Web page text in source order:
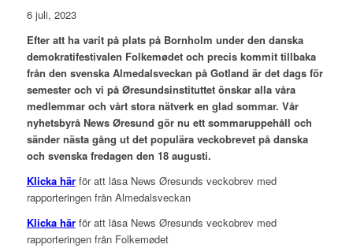
6 juli, 2023
Efter att ha varit på plats på Bornholm under den danska
demokratifestivalen Folkemødet och precis kommit tillbaka
från den svenska Almedalsveckan på Gotland är det dags för
semester och vi på Øresundsinstituttet önskar alla våra
medlemmar och vårt stora nätverk en glad sommar. Vår
nyhetsbyrå News Øresund gör nu ett sommaruppehåll och
sänder nästa gång ut det populära veckobrevet på danska
och svenska fredagen den 18 augusti.
Klicka härför att läsa News Øresunds veckobrev med
rapporteringen från Almedalsveckan
Klicka härför att läsa News Øresunds veckobrev med
rapporteringen från Folkemødet